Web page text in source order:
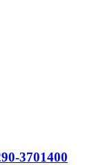
3701400